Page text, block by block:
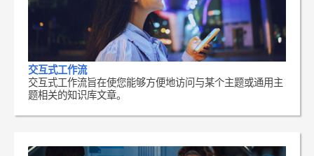
交互式工作流
交互式工作流旨在使您能够方便地访问与某个主题或通用主
题相关的知识库文章。